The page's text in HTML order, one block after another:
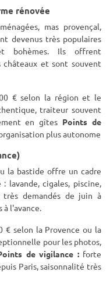
rénovée
mas provençal,
devenus très populaires
bohèmes. Ils offrent
et sont souvent
€ selon la région et le
traiteur souvent
en gîtes Points de
plus autonome
la bastide offre un cadre
lavande, cigales, piscine,
très demandés de juin à
à l'avance.
€ selon la Provence ou la
pour les photos,
de vigilance :forte
Paris, saisonnalité très